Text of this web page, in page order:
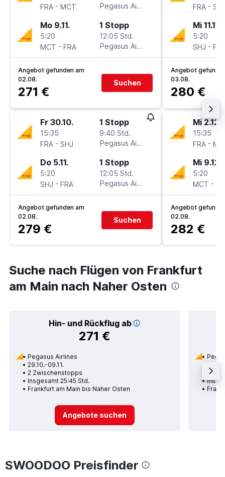
FRA - MCT
Pegasus Airlines
Mo 9.11.
5:20
MCT - FRA
1 Stopp
12:05 Std.
Pegasus Airlines
Angebot gefunden am
02.08.
271 €
Suchen
Fr 30.10.
15:35
FRA - SHJ
1 Stopp
9:40 Std.
Pegasus Airlines
Do 5.11.
5:20
SHJ - FRA
1 Stopp
12:05 Std.
Pegasus Airlines
Angebot gefunden am
02.08.
279 €
Suchen
FRA -
Mi 11.11.
5:20
SHJ -
Angebot
03.08.
280 €
Mi 2.12.
15:35
FRA -
Mi 9.12.
5:20
MCT -
Angebot
02.08.
282 €
Suche nach Flügen von Frankfurt
am Main nach Naher Osten
Hin- und Rückflug ab
271 €
Pegasus Airlines
29.10.-09.11.
2 Zwischenstopps
Insgesamt 25:45 Std.
Frankfurt am Main bis Naher Osten
Angebote suchen
1
SWOODOO Preisfinder